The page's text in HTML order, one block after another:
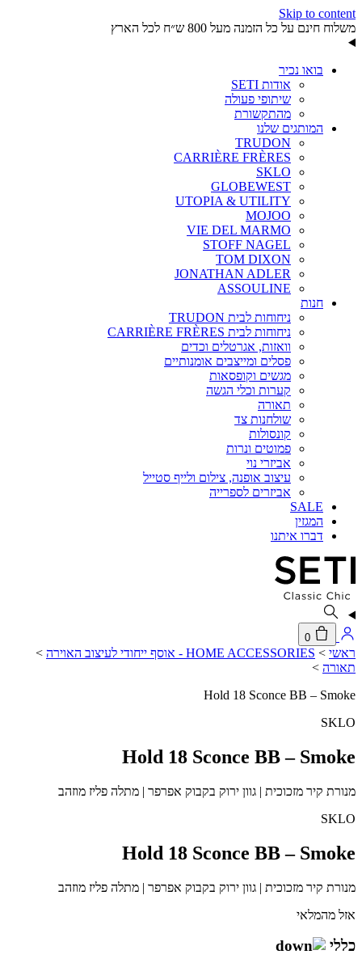
Skip to content
משלוח חינם על כל הזמנה מעל 800 ש״ח לכל הארץ
בואו נכיר
אודות SETI
שיתופי פעולה
מהתקשורת
המותגים שלנו
TRUDON
CARRIÈRE FRÈRES
SKLO
GLOBEWEST
UTOPIA & UTILITY
MOJOO
VIE DEL MARMO
STOFF NAGEL
TOM DIXON
JONATHAN ADLER
ASSOULINE
חנות
ניחוחות לבית TRUDON
ניחוחות לבית CARRIÈRE FRÈRES
וואזות, אגרטלים וכדים
פסלים ומייצבים אומנותיים
מגשים וקופסאות
קערות וכלי הגשה
תאורה
שולחנות צד
קונסולות
פמוטים ונרות
אביזרי נוי
עיצוב אופנה, צילום ולייף סטייל
אביזרים לספרייה
SALE
המגזין
דברו איתנו
0
ראשי > HOME ACCESSORIES - אוסף ייחודי לעיצוב האוירה
>
תאורה >
Hold 18 Sconce BB – Smoke
SKLO
Hold 18 Sconce BB – Smoke
מנורת קיר מזכוכית | גוון ירוק בקבוק אפרפר | מתלה פליז מוזהב
SKLO
Hold 18 Sconce BB – Smoke
מנורת קיר מזכוכית | גוון ירוק בקבוק אפרפר | מתלה פליז מוזהב
אזל מהמלאי
כללי